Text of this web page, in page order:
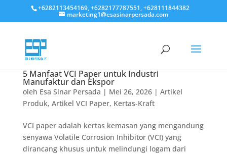
+6282113454169, +6282177787551, +628111844382
marketing1@esasinarpersada.com
5 Manfaat VCI Paper untuk Industri
Manufaktur dan Ekspor
oleh Esa Sinar Persada | Mei 26, 2026| Artikel
Produk, Artikel VCI Paper, Kertas-Kraft
VCI paper adalah kertas kemasan yang mengandung
senyawa Volatile Corrosion Inhibitor (VCI) yang
dirancang khusus untuk melindungi logam dari